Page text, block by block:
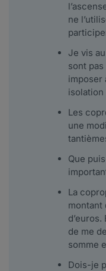
ne
Je vis
sont
imposer
isolation
Les
une
Que
La
montant
de me
somme
Dois-je